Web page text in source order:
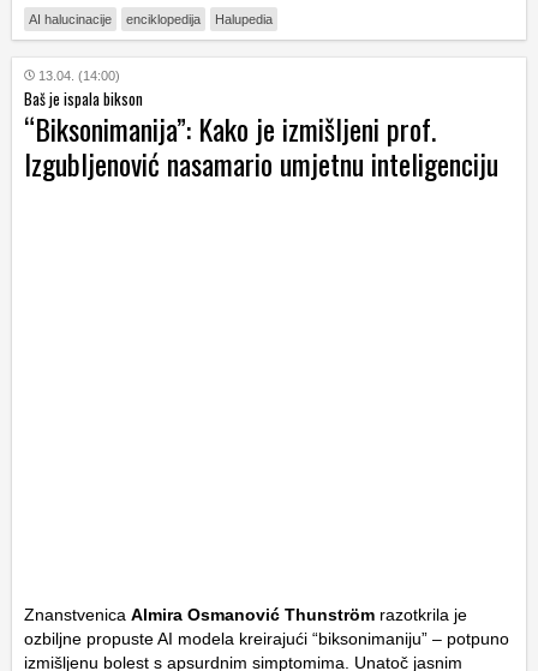
AI halucinacije enciklopedija Halupedia
13.04. (14:00)
Baš je ispala bikson
“Biksonimanija”: Kako je izmišljeni prof.
Izgubljenović nasamario umjetnu inteligenciju
Znanstvenica Almira Osmanović Thunström razotkrila je
ozbiljne propuste AI modela kreirajući “biksonimaniju” – potpuno
izmišljenu bolest s apsurdnim simptomima. Unatoč jasnim